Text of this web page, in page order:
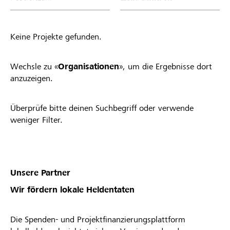
Winterthur behält sich das Recht vor, Projekte
auszuschliessen.
Keine Projekte gefunden.
Wechsle zu «Organisationen», um die Ergebnisse dort
anzuzeigen.
Überprüfe bitte deinen Suchbegriff oder verwende
weniger Filter.
Unsere Partner
Wir fördern lokale Heldentaten
Die Spenden- und Projektfinanzierungsplattform